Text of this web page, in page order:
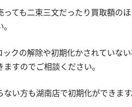
っても二束三文だったり買取額の
ックの解除や初期化かされていな
すのでご相談ください。
い方も湖南店で初期化ができます